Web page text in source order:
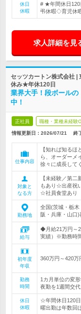
休日
休暇
# ★年間休日
弔休暇◇育児休
求人詳細を見
セッツカートン株式会社
休み★年休120日
業界大手！段ボール
中！
正社員 職種・業種未経験
情報更新日：2026/07/21 終
仕事内容
【知れば知る
ら、オーダーメ
徐々に成長して
対象と
なる方
【未経験／第
もあり☆出産祝
☆社員食堂あり
勤務地
全国(茨城・栃
阪・兵庫・山口
給与
◆月給21万円～
実績）※勤務時
初年度
年収
360万円～420万
勤務
時間
1カ月単位の変
夜勤を1週間交
休日
休暇
☆年間休日120
曜出勤は年数回